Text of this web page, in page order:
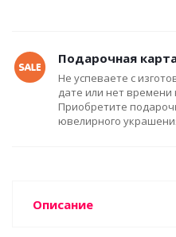
Подарочная
Не успеваете с
дате или нет времени
Приобретите
ювелирного
Описание